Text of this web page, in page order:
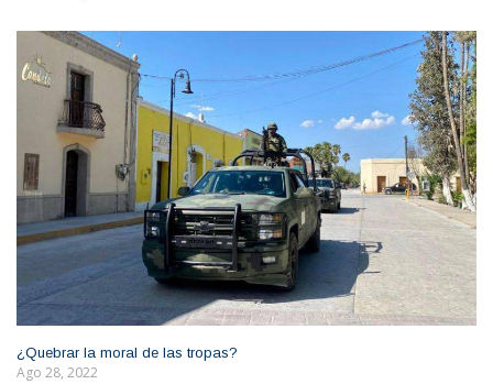
¿Quebrar la moral de las tropas?
Ago 28, 2022